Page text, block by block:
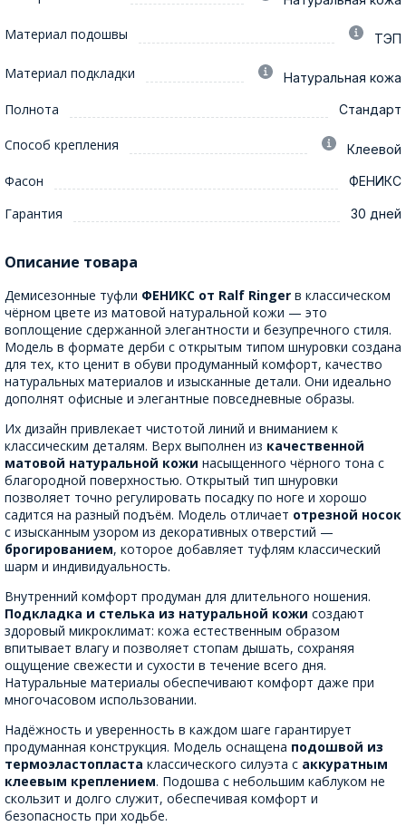
Материал подошвы ТЭП
Материал подкладки Натуральная кожа
Полнота Стандарт
Способ крепления Клеевой
Фасон ФЕНИКС
Гарантия 30 дней
Описание товара
Демисезонные туфли ФЕНИКС от Ralf Ringer в классическом
чёрном цвете из матовой натуральной кожи — это
воплощение сдержанной элегантности и безупречного стиля.
Модель в формате дерби с открытым типом шнуровки создана
для тех, кто ценит в обуви продуманный комфорт, качество
натуральных материалов и изысканные детали. Они идеально
дополнят офисные и элегантные повседневные образы.
Их дизайн привлекает чистотой линий и вниманием к
классическим деталям. Верх выполнен из качественной
матовой натуральной кожи насыщенного чёрного тона с
благородной поверхностью. Открытый тип шнуровки
позволяет точно регулировать посадку по ноге и хорошо
садится на разный подъём. Модель отличает отрезной носок
с изысканным узором из декоративных отверстий —
брогированием, которое добавляет туфлям классический
шарм и индивидуальность.
Внутренний комфорт продуман для длительного ношения.
Подкладка и стелька из натуральной кожи создают
здоровый микроклимат: кожа естественным образом
впитывает влагу и позволяет стопам дышать, сохраняя
ощущение свежести и сухости в течение всего дня.
Натуральные материалы обеспечивают комфорт даже при
многочасовом использовании.
Надёжность и уверенность в каждом шаге гарантирует
продуманная конструкция. Модель оснащена подошвой из
термоэластопласта классического силуэта с аккуратным
клеевым креплением. Подошва с небольшим каблуком не
скользит и долго служит, обеспечивая комфорт и
безопасность при ходьбе.